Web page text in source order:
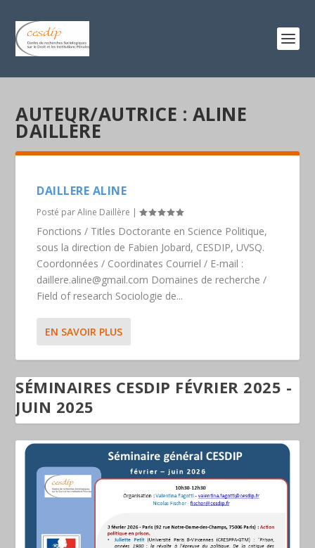
AUTEUR/AUTRICE : ALINE
DAILLÈRE
DAILLERE ALINE
Posté parAline Daillère |
Fonctions / Titles Doctorante en Science Politique,
sous la direction de Fabien Jobard, CESDIP, UVSQ.
Coordonnées / Coordinates Courriel / E-mail :
daillere.aline@gmail.com Domaines de recherche /
Field of research Sociologie de...
EN SAVOIR PLUS
SÉMINAIRES CESDIP FÉVRIER 2025 -
JUIN 2025